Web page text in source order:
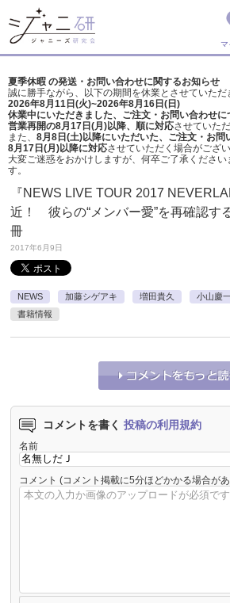
マ
夏季休暇 の発送・お問い合わせに関するお知らせ
誠に勝手ながら、以下の期間を休業とさせていただ
2026年8月11日(火)~2026年8月16日(日)
休業中にいただきました、ご注文・お問い合わせに
営業再開の8月17日(月)以降、順に対応させていた
また、 8月8日(土)以降にいただいた、ご注文・ お問
8月17日(月)以降に対応させていただく場合がござい
大変ご迷惑をおかけしますが、 何卒ご了承ください
す。
『NEWS LIVE TOUR 2017
近！ 彼らの“メンバー愛”を再確認す
冊
2017年6月9日
NEWS 加藤シゲアキ 増田貴久 小山慶
書籍情報
コメントを書く 投稿の利用規約
名前
コメント (コメント掲載に5分ほどかかる場合が